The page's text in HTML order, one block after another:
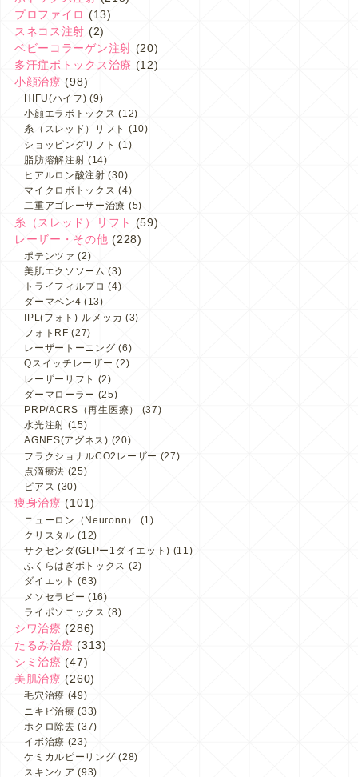
プロファイロ (13)
スネコス注射 (2)
ベビーコラーゲン注射 (20)
多汗症ボトックス治療 (12)
小顔治療 (98)
HIFU(ハイフ) (9)
小顔エラボトックス (12)
糸（スレッド）リフト (10)
ショッピングリフト (1)
脂肪溶解注射 (14)
ヒアルロン酸注射 (30)
マイクロボトックス (4)
二重アゴレーザー治療 (5)
糸（スレッド）リフト
(59)
レーザー・その他 (228)
ポテンツァ (2)
美肌エクソソーム (3)
トライフィルプロ (4)
ダーマペン4 (13)
IPL(フォト)-ルメッカ (3)
フォトRF (27)
レーザートーニング (6)
Qスイッチレーザー (2)
レーザーリフト (2)
ダーマローラー (25)
PRP/ACRS（再生医療）
(37)
水光注射 (15)
AGNES(アグネス) (20)
フラクショナルCO2レーザー (27)
点滴療法 (25)
ピアス (30)
痩身治療 (101)
ニューロン（Neuronn）
(1)
クリスタル (12)
サクセンダ(GLPー1ダイエット) (11)
ふくらはぎボトックス (2)
ダイエット (63)
メソセラピー (16)
ライポソニックス (8)
シワ治療 (286)
たるみ治療 (313)
シミ治療 (47)
美肌治療 (260)
毛穴治療 (49)
ニキビ治療 (33)
ホクロ除去 (37)
イボ治療 (23)
ケミカルピーリング (28)
スキンケア (93)